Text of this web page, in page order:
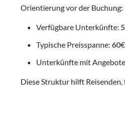
Orientierung vor der Buchung:
Verfügbare Unterkünfte: 5
Typische Preisspanne: 60
Unterkünfte mit
Diese Struktur hilft